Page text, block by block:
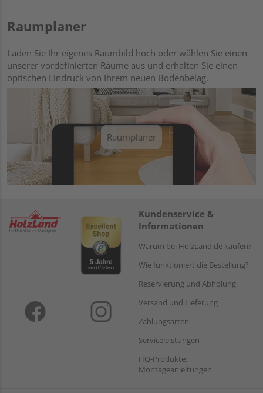
Raumplaner
Laden Sie Ihr eigenes Raumbild hoch oder wählen Sie einen
unserer vordefinierten Räume aus und erhalten Sie einen
optischen Eindruck von Ihrem neuen Bodenbelag.
Raumplaner
Kundenservice &
Informationen
Warum bei HolzLand.de kaufen?
Wie funktioniert die Bestellung?
Reservierung und Abholung
Versand und Lieferung
Zahlungsarten
Serviceleistungen
HQ-Produkte:
Montageanleitungen